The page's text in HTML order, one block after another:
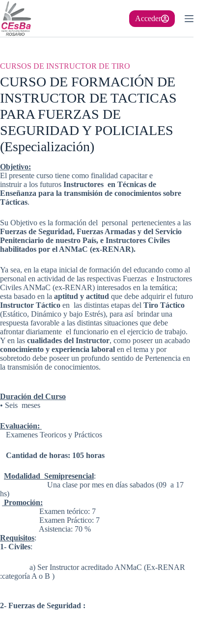
Saltar
al
contenido
Acceder
CURSOS DE INSTRUCTOR DE TIRO
CURSO DE FORMACIÓN DE
INSTRUCTOR DE TACTICAS
PARA FUERZAS DE
SEGURIDAD Y POLICIALES
(Especialización)
Objetivo:
El presente curso tiene como finalidad capacitar e
instruir a los futuros Instructores en Técnicas de
Enseñanza para la transmisión de conocimientos sobre
Tácticas.
Su Objetivo es la formación del personal pertenecientes a las
Fuerzas de Seguridad, Fuerzas Armadas y del Servicio
Penitenciario de nuestro País, e Instructores Civiles
habilitados por el ANMaC (ex-RENAR).
Ya sea, en la etapa inicial de formación del educando como al
personal en actividad de las respectivas Fuerzas e Instructores
Civiles ANMaC (ex-RENAR) interesados en la temática;
esta basado en la aptitud y actitud que debe adquirir el futuro
Instructor Táctico en las distintas etapas del Tiro Táctico
(Estático, Dinámico y bajo Estrés), para así brindar una
respuesta favorable a las distintas situaciones que debe
afrontar diariamente el funcionario en el ejercicio de trabajo.
Y en las cualidades del Instructor, como poseer un acabado
conocimiento y experiencia laboral en el tema y por
sobretodo debe poseer un profundo sentido de Pertenencia en
la transmisión de conocimientos.
Duración del Curso
• Seis meses
Evaluación:
Examenes Teoricos y Prácticos
Cantidad de horas: 105 horas
Modalidad Semipresencial:
Una clase por mes en días sabados (09 a 17
hs)
Promoción:
Examen teórico: 7
Examen Práctico: 7
Asistencia: 70 %
Requisitos:
1- Civiles:
a) Ser Instructor acreditado ANMaC (Ex-RENAR
:categoría A o B )
2- Fuerzas de Seguridad :